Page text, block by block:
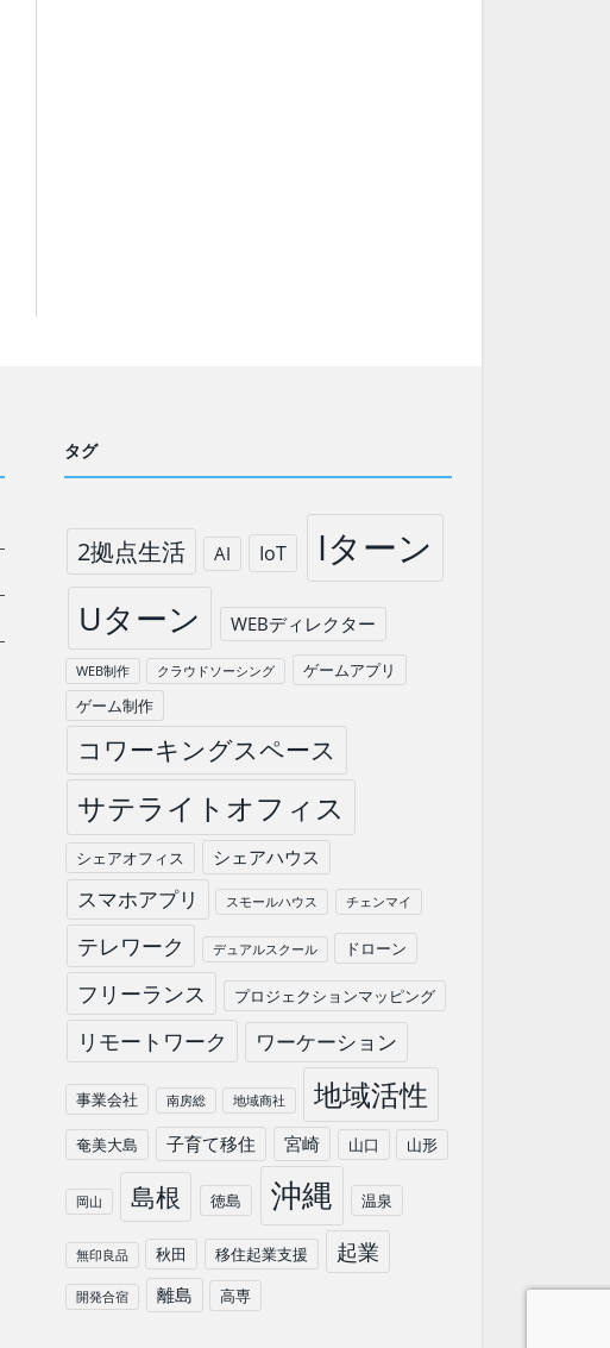
タグ
2拠点生活 AI IoT Iターン
Uターン WEBディレクター
WEB制作 クラウドソーシング
ゲームアプリ
ゲーム制作
コワーキングスペース
サテライトオフィス
シェアオフィス シェアハウス
スマホアプリ スモールハウス チェンマイ
テレワーク デュアルスクール ドローン
フリーランス プロジェクションマッピング
リモートワーク ワーケーション
事業会社 南房総 地域商社 地域活性
奄美大島 子育て移住 宮崎 山口 山形
岡山 島根 徳島 沖縄 温泉
無印良品 秋田 移住起業支援 起業
開発合宿 離島 高専